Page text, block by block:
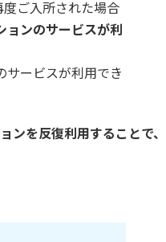
ご入所された場合
ョンのサービスが利
ービスが利用でき
ンを反復利用することで